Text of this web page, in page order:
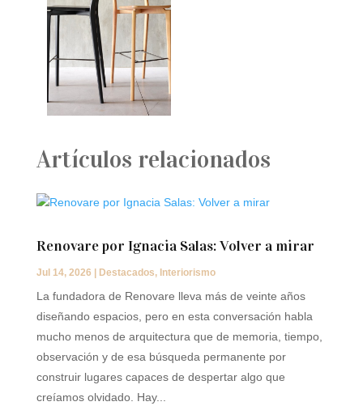
Artículos relacionados
Renovare por Ignacia Salas: Volver a mirar
Jul 14, 2026 | Destacados, Interiorismo
La fundadora de Renovare lleva más de veinte años
diseñando espacios, pero en esta conversación habla
mucho menos de arquitectura que de memoria, tiempo,
observación y de esa búsqueda permanente por
construir lugares capaces de despertar algo que
creíamos olvidado. Hay...